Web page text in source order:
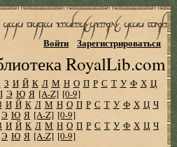
RoyalLib.com
Войти Зарегистрироваться
З И Й К Л М Н О П Р С Т У Ф Х Ц
Э Ю Я [A-Z] [0-9]
И Й К Л М Н О П Р С Т У Ф Х Ц Ч
Э Ю Я [A-Z] [0-9]
И Й К Л М Н О П Р С Т У Ф Х Ц Ч
Э Ю Я [A-Z] [0-9]